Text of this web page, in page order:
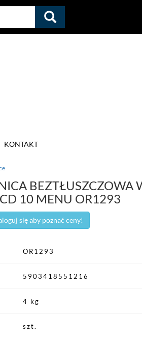
KONTAKT
BEZTŁUSZCZOWA
10 MENU OR1293
się aby poznać ceny!
OR1293
5903418551216
4 kg
szt.